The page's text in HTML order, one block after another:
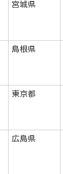
宮城県
島根県
東京都
広島県